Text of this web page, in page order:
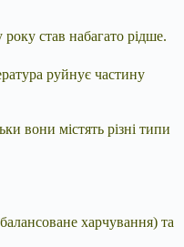
став набагато рідше.
руйнує частину
вони містять різні типи
харчування) та